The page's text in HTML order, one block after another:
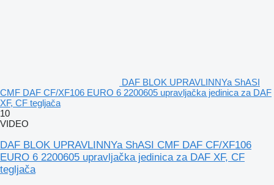
DAF BLOK UPRAVLINNYa ShASI
CMF DAF CF/XF106 EURO 6 2200605 upravljačka jedinica za DAF
XF, CF tegljača
10
VIDEO
DAF BLOK UPRAVLINNYa ShASI CMF DAF CF/XF106
EURO 6 2200605 upravljačka jedinica za DAF XF, CF
tegljača